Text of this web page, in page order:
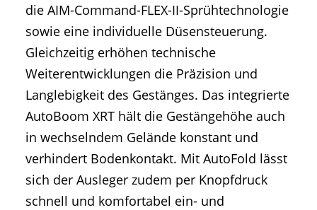
die AIM-Command-FLEX-II-Sprühtechnologie
sowie eine individuelle Düsensteuerung.
Gleichzeitig erhöhen technische
Weiterentwicklungen die Präzision und
Langlebigkeit des Gestänges. Das integrierte
AutoBoom XRT hält die Gestängehöhe auch
in wechselndem Gelände konstant und
verhindert Bodenkontakt. Mit AutoFold lässt
sich der Ausleger zudem per Knopfdruck
schnell und komfortabel ein- und